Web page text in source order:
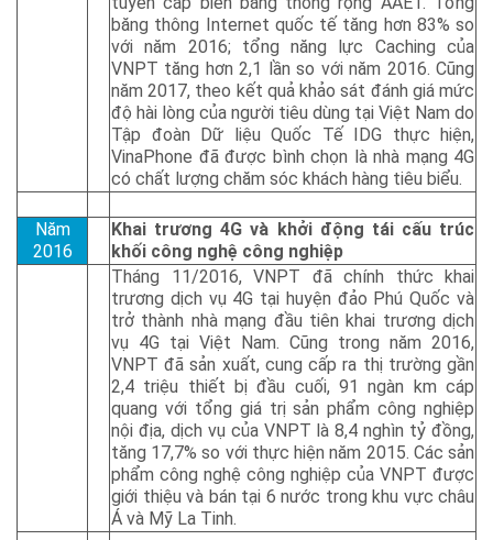
băng thông Internet quốc tế tăng hơn 83% so
với năm 2016; tổng năng lực Caching của
VNPT tăng hơn 2,1 lần so với năm 2016. Cũng
năm 2017, theo kết quả khảo sát đánh giá mức
độ hài lòng của người tiêu dùng tại Việt Nam do
Tập đoàn Dữ liệu Quốc Tế IDG thực hiện,
VinaPhone đã được bình chọn là nhà mạng 4G
có chất lượng chăm sóc khách hàng tiêu biểu.
Năm
2016
Khai trương 4G và khởi động tái cấu trúc
khối công nghệ công nghiệp
Tháng 11/2016, VNPT đã chính thức khai
trương dịch vụ 4G tại huyện đảo Phú Quốc và
trở thành nhà mạng đầu tiên khai trương dịch
vụ 4G tại Việt Nam. Cũng trong năm 2016,
VNPT đã sản xuất, cung cấp ra thị trường gần
2,4 triệu thiết bị đầu cuối, 91 ngàn km cáp
quang với tổng giá trị sản phẩm công nghiệp
nội địa, dịch vụ của VNPT là 8,4 nghìn tỷ đồng,
tăng 17,7% so với thực hiện năm 2015. Các sản
phẩm công nghệ công nghiệp của VNPT được
giới thiệu và bán tại 6 nước trong khu vực châu
Á và Mỹ La Tinh.